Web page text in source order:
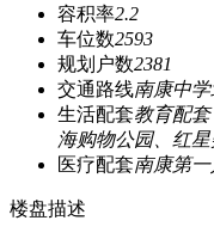
容积率2.2
车位数2593
规划户数2381
交通路线南康中
生活配套教育配
海购物公园、红
医疗配套南康第
楼盘描述